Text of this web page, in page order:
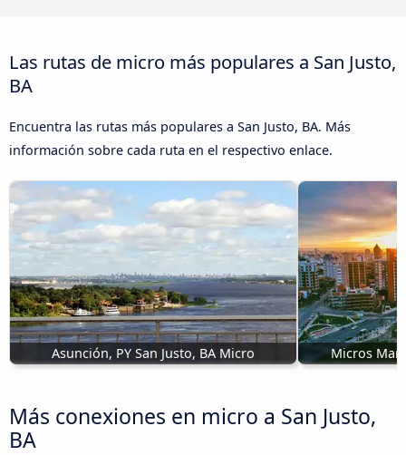
Las rutas de micro más populares a San Justo,
BA
Encuentra las rutas más populares a San Justo, BA. Más
información sobre cada ruta en el respectivo enlace.
Asunción, PY San Justo, BA Micro Micros Mar
Más conexiones en micro a San Justo,
BA